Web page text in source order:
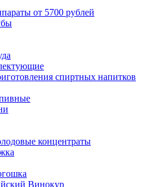
от 5700 рублей
спиртных напитков
концентраты
Винокур